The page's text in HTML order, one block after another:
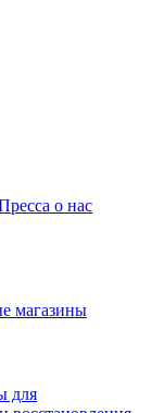
о нас
магазины
для